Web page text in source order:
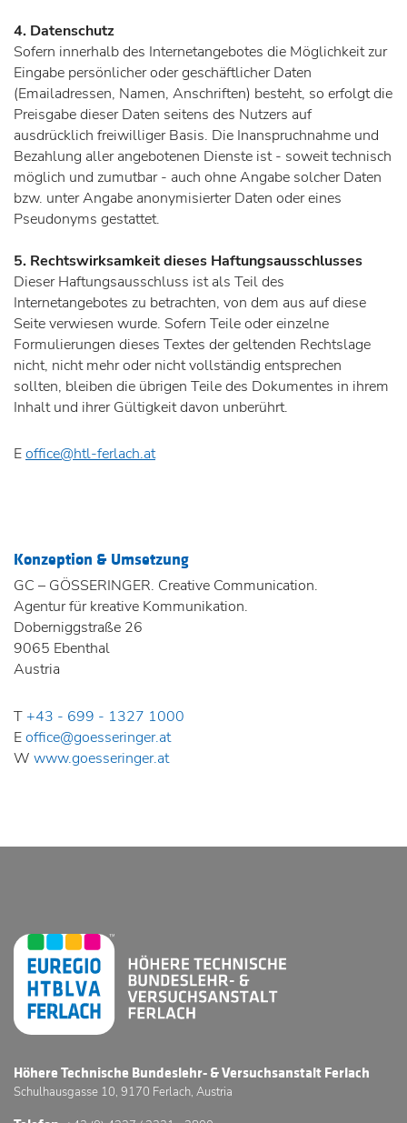
4. Datenschutz
Sofern innerhalb des Internetangebotes die Möglichkeit zur
Eingabe persönlicher oder geschäftlicher Daten
(Emailadressen, Namen, Anschriften) besteht, so erfolgt die
Preisgabe dieser Daten seitens des Nutzers auf
ausdrücklich freiwilliger Basis. Die Inanspruchnahme und
Bezahlung aller angebotenen Dienste ist - soweit technisch
möglich und zumutbar - auch ohne Angabe solcher Daten
bzw. unter Angabe anonymisierter Daten oder eines
Pseudonyms gestattet.
5. Rechtswirksamkeit dieses Haftungsausschlusses
Dieser Haftungsausschluss ist als Teil des
Internetangebotes zu betrachten, von dem aus auf diese
Seite verwiesen wurde. Sofern Teile oder einzelne
Formulierungen dieses Textes der geltenden Rechtslage
nicht, nicht mehr oder nicht vollständig entsprechen
sollten, bleiben die übrigen Teile des Dokumentes in ihrem
Inhalt und ihrer Gültigkeit davon unberührt.
Eoffice@htl-ferlach.at
Konzeption & Umsetzung
GC – GÖSSERINGER. Creative Communication.
Agentur für kreative Kommunikation.
Doberniggstraße 26
9065 Ebenthal
Austria
T +43 - 699 - 1327 1000
Eoffice@goesseringer.at
W www.goesseringer.at
Höhere Technische Bundeslehr- & Versuchsanstalt Ferlach
Schulhausgasse 10, 9170 Ferlach, Austria